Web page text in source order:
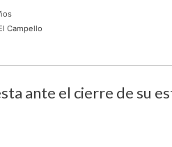
Campello
ante el cierre de su